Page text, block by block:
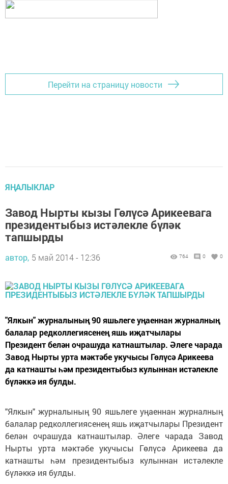
Перейти на страницу новости
ЯҢАЛЫКЛАР
Завод Нырты кызы Гөлүсә Арикеевага
президентыбыз истәлекле бүләк
тапшырды
автор, 5 май 2014 - 12:36 764 0 0
"Ялкын" журналының 90 яшьлеге уңаеннан журналның
балалар редколлегиясенең яшь иҗатчылары
Президент белән очрашуда катнаштылар. Әлеге чарада
Завод Нырты урта мәктәбе укучысы Гөлүсә Арикеева
да катнашты һәм президентыбыз кулыннан истәлекле
бүләккә ия булды.
"Ялкын" журналының 90 яшьлеге уңаеннан журналның
балалар редколлегиясенең яшь иҗатчылары Президент
белән очрашуда катнаштылар. Әлеге чарада Завод
Нырты урта мәктәбе укучысы Гөлүсә Арикеева да
катнашты һәм президентыбыз кулыннан истәлекле
бүләккә ия булды.